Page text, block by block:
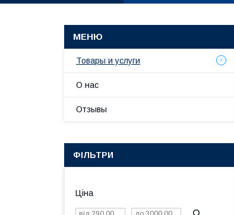
Товары и услуги
О нас
Отзывы
ФІЛЬТРИ
Ціна